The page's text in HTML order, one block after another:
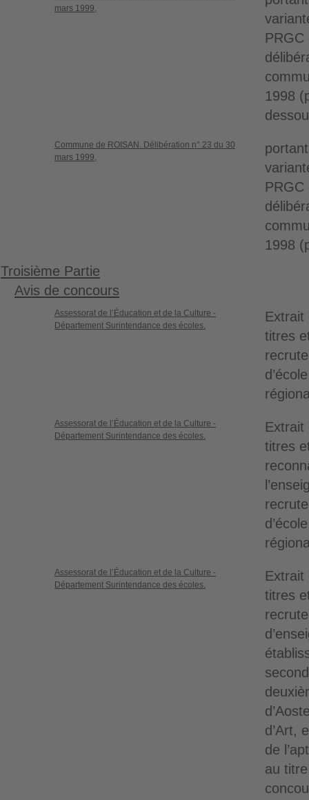
mars 1999,
PRGC
1998
Commune de ROISAN. Délibération n° 23 du 30
mars 1999,
PRGC
1998
Troisième Partie
Avis de concours
Assessorat de l’Éducation et de la Culture -
Département Surintendance des écoles.
Extrait
titres
Assessorat de l’Éducation et de la Culture -
Département Surintendance des écoles.
Extrait
titres
Assessorat de l’Éducation et de la Culture -
Département Surintendance des écoles.
Extrait
titres
d’Art,
de
au